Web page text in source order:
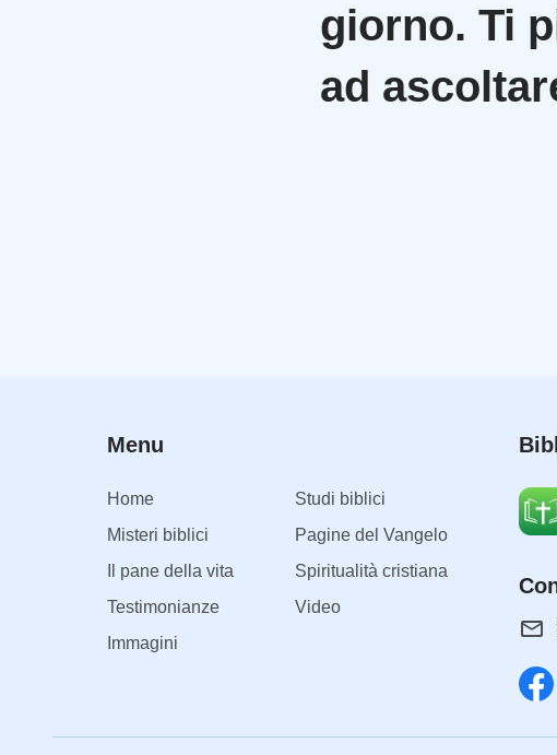
giorno. Ti
ad
Menu
Home
Studi biblici
Misteri biblici
Pagine del Vangelo
Il pane della vita
Spiritualità cristiana
Testimonianze
Video
Immagini